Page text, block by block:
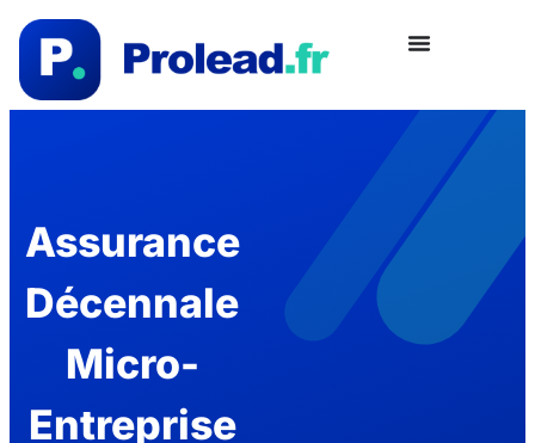
Assurance
Décennale
Micro-
Entreprise